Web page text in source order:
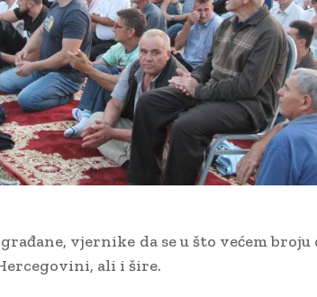
vjernike da se u što većem broju
ali i šire.